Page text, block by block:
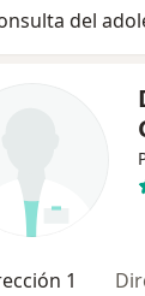
del
1